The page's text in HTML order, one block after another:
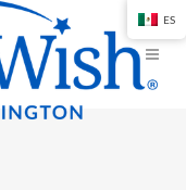
ES